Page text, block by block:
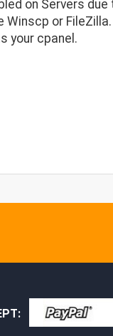
on Servers
Winscp or FileZilla.
your cpanel.